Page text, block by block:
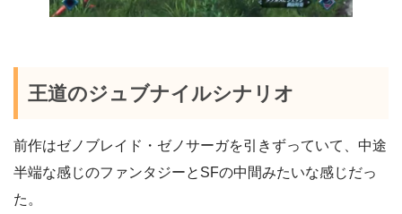
王道のジュブナイルシナリオ
前作はゼノブレイド・ゼノサーガを引きずっていて、中途
半端な感じのファンタジーとSFの中間みたいな感じだっ
た。